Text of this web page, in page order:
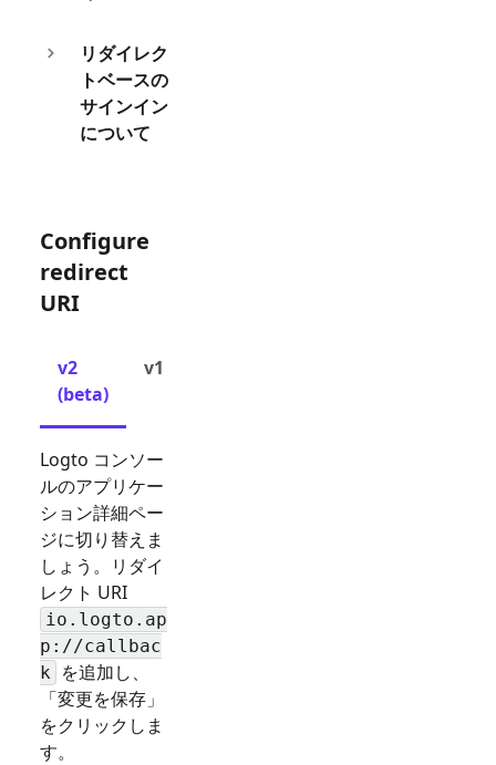
リダイレク
トベースの
サインイン
について
Configure
redirect
URI
v2
(beta)
v1
Logto コンソー
ルのアプリケー
ション詳細ペー
ジに切り替えま
しょう。リダイ
レクト URI
io.logto.ap
p://callbac
k を追加し、
「変更を保存」
をクリックしま
す。